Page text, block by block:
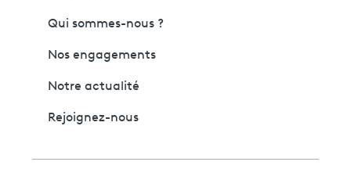
Qui sommes-nous ?
Nos engagements
Notre actualité
Rejoignez-nous